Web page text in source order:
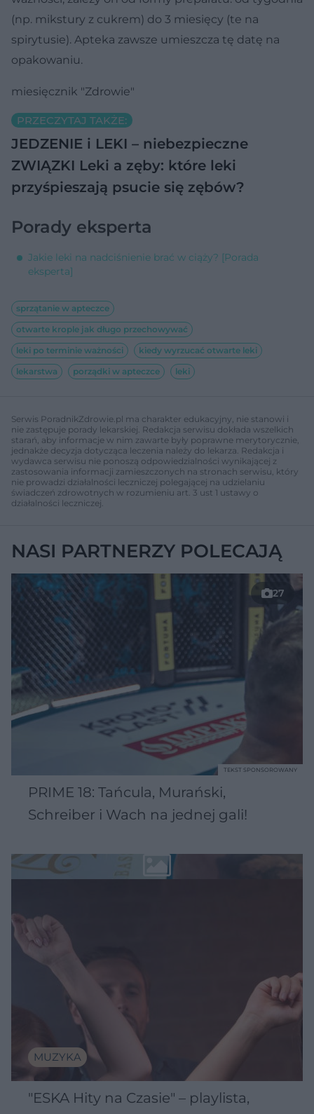
(np. mikstury z cukrem) do 3 miesięcy (te na
spirytusie). Apteka zawsze umieszcza tę datę na
opakowaniu.
miesięcznik "Zdrowie"
PRZECZYTAJ TAKŻE:
JEDZENIE i LEKI – niebezpieczne
ZWIĄZKI Leki a zęby: które leki
przyśpieszają psucie się zębów?
Porady eksperta
Jakie leki na nadciśnienie brać w ciąży? [Porada
eksperta]
sprzątanie w apteczce
otwarte krople jak długo przechowywać
leki po terminie ważności
kiedy wyrzucać otwarte leki
lekarstwa
porządki w apteczce leki
Serwis PoradnikZdrowie.pl ma charakter edukacyjny, nie stanowi i
nie zastępuje porady lekarskiej. Redakcja serwisu dokłada wszelkich
starań, aby informacje w nim zawarte były poprawne merytorycznie,
jednakże decyzja dotycząca leczenia należy do lekarza. Redakcja i
wydawca serwisu nie ponoszą odpowiedzialności wynikającej z
zastosowania informacji zamieszczonych na stronach serwisu, który
nie prowadzi działalności leczniczej polegającej na udzielaniu
świadczeń zdrowotnych w rozumieniu art. 3 ust 1 ustawy o
działalności leczniczej.
NASI PARTNERZY POLECAJĄ
27
PRIME 18: Tańcula, Murański,
Schreiber i Wach na jednej gali!
TEKST SPONSOROWANY
MUZYKA
"ESKA Hity na Czasie" – playlista,